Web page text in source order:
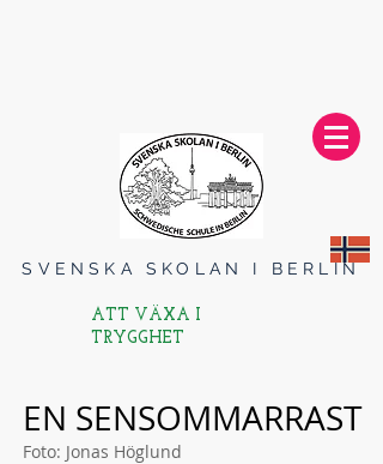
SVENSKA SKOLAN I BERLIN
ATT VÄXA I
TRYGGHET
EN SENSOMMARRAST
Foto: Jonas Höglund